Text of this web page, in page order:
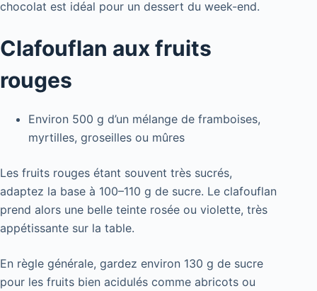
chocolat est idéal pour un dessert du week-end.
Clafouflan aux fruits
rouges
Environ 500 g d’un mélange de framboises,
myrtilles, groseilles ou mûres
Les fruits rouges étant souvent très sucrés,
adaptez la base à 100–110 g de sucre. Le clafouflan
prend alors une belle teinte rosée ou violette, très
appétissante sur la table.
En règle générale, gardez environ 130 g de sucre
pour les fruits bien acidulés comme abricots ou